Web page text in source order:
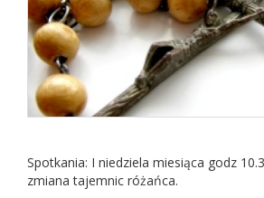
Spotkania: I niedziela miesiąca godz
zmiana tajemnic różańca.